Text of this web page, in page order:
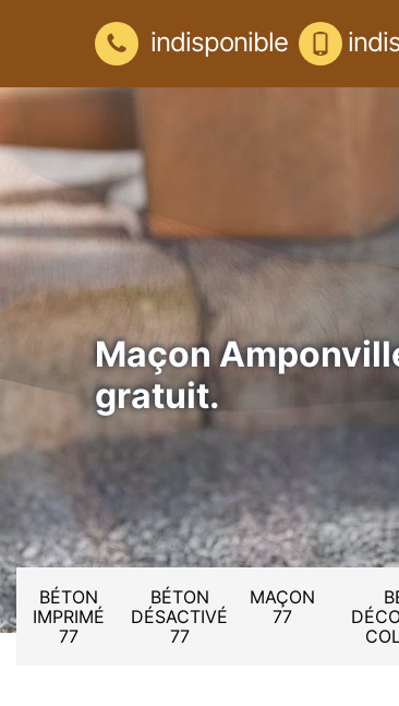
indisponible
Maçon
gratuit.
BÉTON
IMPRIMÉ
77
BÉTON
DÉSACTIVÉ
77
MAÇON
77